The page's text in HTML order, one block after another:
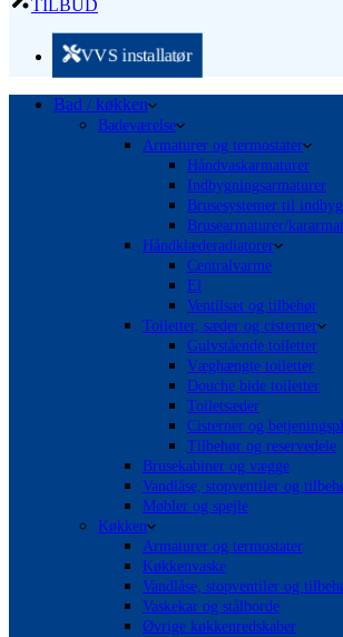
TILBUD
VVS installatør
Bad / køkken
Badeværelse
Armaturer og termostater
Håndvaskarmaturer
Indbygningsarmaturer
Brusesystemer til
Brusearmaturer/
Håndklæderadiatorer
Centralvarme
El
Ventilsæt og tilbehør
Toiletter, sæder og cisterner
Gulvstående toiletter
Væghængte toiletter
Douche bide toiletter
Toiletsæder
Cisterner og
Tilbehør og reservedele
Brusekabiner og vægge
Vandlåse, stopventiler og
Møbler og spejle
Køkken
Armaturer og termostater
Køkkenvaske
Vandlåse, stopventiler og
Vaskekar og stålborde
Øvrige køkkenredskaber